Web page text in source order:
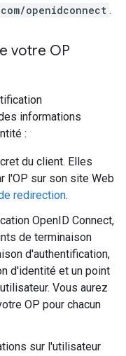
openidconnect .
votre OP
informations
:
du client. Elles
l'OP sur son site Web
redirection.
OpenID Connect,
de terminaison
d'authentification,
d'identité et un point
Vous aurez
OP pour chacun
sur l'utilisateur